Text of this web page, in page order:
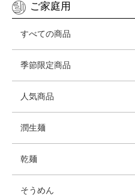
ご家庭用
すべての商品
季節限定商品
人気商品
潤生麺
乾麺
そうめん